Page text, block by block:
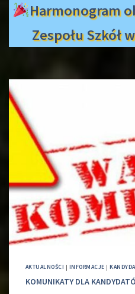
Harmonogram
Zespołu Szkół
AKTUALNOŚCI | INFORMACJE |
KOMUNIKATY DLA